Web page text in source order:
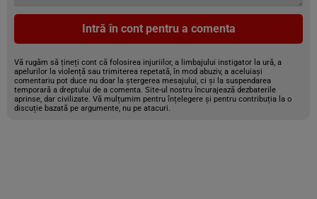
Intră în cont pentru a comenta
Vă rugăm să țineți cont că folosirea injuriilor, a limbajului instigator la ură, a
apelurilor la violență sau trimiterea repetată, în mod abuziv, a aceluiași
comentariu pot duce nu doar la ștergerea mesajului, ci și la suspendarea
temporară a dreptului de a comenta. Site-ul nostru încurajează dezbaterile
aprinse, dar civilizate. Vă mulțumim pentru înțelegere și pentru contribuția la o
discuție bazată pe argumente, nu pe atacuri.